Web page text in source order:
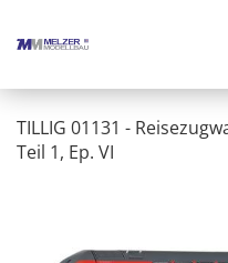
TILLIG 01131 -
Teil 1, Ep. VI